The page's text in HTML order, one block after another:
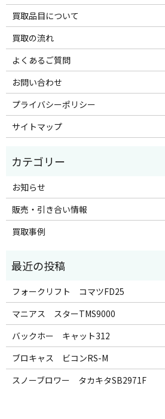
買取品目について
買取の流れ
よくあるご質問
お問い合わせ
プライバシーポリシー
サイトマップ
お知らせ
販売・引き合い情報
買取事例
フォークリフト コマツFD25
マニアス スターTMS9000
バックホー キャット312
ブロキャス ビコンRS-M
スノーブロワー タカキタSB2971F